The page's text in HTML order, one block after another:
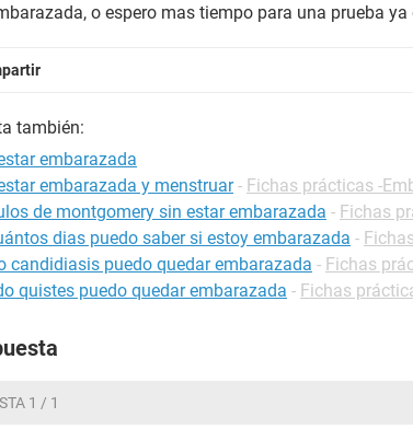
o espero mas tiempo para una prueba ya
también:
embarazada
embarazada y menstruar - Fichas prácticas -
de montgomery sin estar embarazada - Fichas
dias puedo saber si estoy embarazada -
candidiasis puedo quedar embarazada - Fichas
quistes puedo quedar embarazada - Fichas
1 / 1